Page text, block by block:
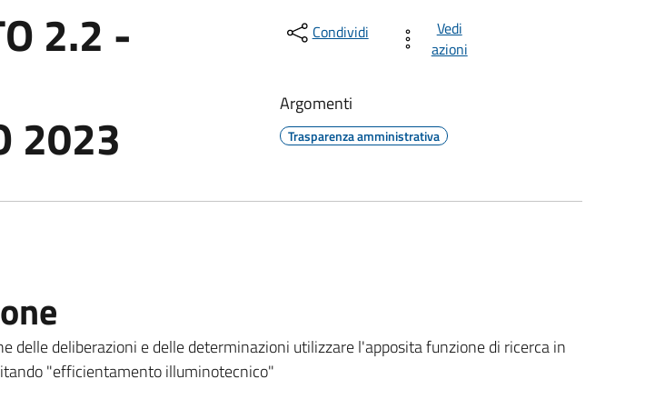
2.2 -
2023
Condividi
Vedi
azioni
Argomenti
Trasparenza amministrativa
delle deliberazioni e delle determinazioni utilizzare l'apposita funzione di ricerca in
"efficientamento illuminotecnico"